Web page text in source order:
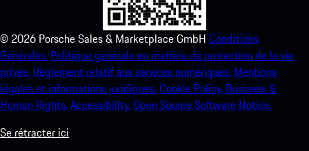
© 2026 Porsche Sales & Marketplace GmbH Conditions
Générales. Politique générale en matière de protection de la vie
privée. Règlement relatif aux services numériques. Mentions
légales et informations juridiques.Cookie Policy. Business &
Human Rights.Accessibility.Open Source Software Notice.
Se rétracter ici